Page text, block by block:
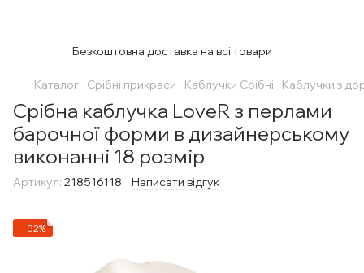
Безкоштовна доставка на всі товари
Каталог Срібні прикраси Каблучки Срібні Каблучки з
Срібна каблучка LoveR з перлами
барочної форми в дизайнерському
виконанні 18 розмір
Артикул: 218516118 Написати відгук
−32%